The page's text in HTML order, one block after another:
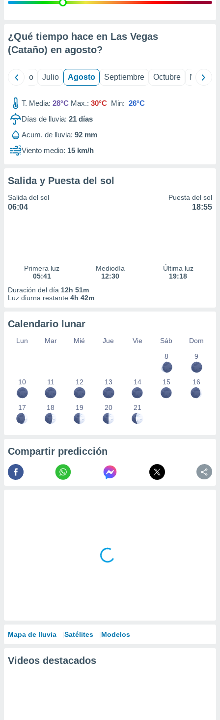
e
mediante
publicidad
de
1199
¿Qué tiempo hace en Las Vegas
(Cataño) en agosto?
Junio Julio Agosto Septiembre Octubre
T. Media: 28°C Max.: 30°C Min: 26°C
Días de lluvia: 21 días
Acum. de lluvia: 92 mm
Viento medio: 15 km/h
Salida y Puesta del sol
Salida del sol
06:04
Puesta del sol
18:55
Primera luz
05:41
Mediodía
12:30
Última luz
19:18
Duración del día 12h 51m
Luz diurna restante 4h 42m
Calendario lunar
Lun Mar Mié Jue Vie Sáb
Dom
8
9
10 11 12 13 14 15 16
17 18 19 20 21
Compartir predicción
Mapa de lluvia Satélites Modelos
Videos destacados